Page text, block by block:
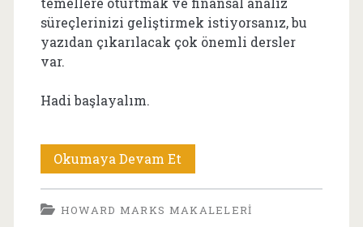
süreçlerinizi geliştirmek istiyorsanız, bu
yazıdan çıkarılacak çok önemli dersler
var.
Hadi başlayalım.
Okumaya Devam Et
Marks
Makaleleri
HOWARD MARKS MAKALELERI